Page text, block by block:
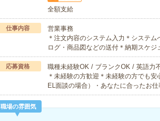
全額支給
仕事内容
営業事務
＊注文内容のシステム入力＊システ
ログ・商品図などの送付＊納期スケ
応募資格
職種未経験OK / ブランクOK / 英語力
＊未経験の方歓迎＊未経験の方でも
EL面談の場合）・あなたに合ったお
職場の雰囲気